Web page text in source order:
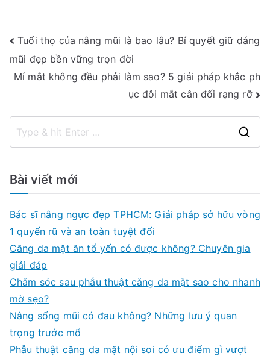
Điều
hướng
viết
Tuổi thọ của nâng mũi là bao lâu? Bí quyết giữ dáng
mũi đẹp bền vững trọn đời
Mí mắt không đều phải làm sao? 5 giải pháp khắc ph
ục đôi mắt cân đối rạng rỡ
h
Bài viết mới
Bác sĩ nâng ngực đẹp TPHCM: Giải pháp sở hữu vòng
1 quyến rũ và an toàn tuyệt đối
Căng da mặt ăn tổ yến có được không? Chuyên gia
giải đáp
Chăm sóc sau phẫu thuật căng da mặt sao cho nhanh
mờ sẹo?
Nâng sống mũi có đau không? Những lưu ý quan
trọng trước mổ
Phẫu thuật căng da mặt nội soi có ưu điểm gì vượt